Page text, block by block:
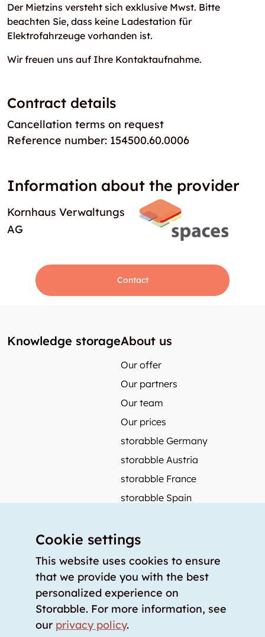
Der Mietzins versteht sich exklusive Mwst. Bitte
beachten Sie, dass keine Ladestation für
Elektrofahrzeuge vorhanden ist.
Wir freuen uns auf Ihre Kontaktaufnahme.
Contract details
Cancellation terms on request
Reference number: 154500.60.0006
Information about the provider
Kornhaus Verwaltungs
AG
Contact
Knowledge storageAbout us
Our offer
Our partners
Our team
Our prices
storabble Germany
storabble Austria
storabble France
storabble Spain
Press coverage
How to calculate the size of a storage room?
How much does a storage room cost?
For storage providers
Cookie settings
This website uses cookies to ensure
that we provide you with the best
personalized experience on
Storabble. For more information, see
our privacy policy.